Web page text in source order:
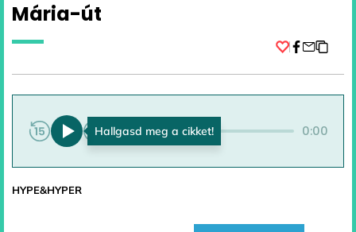
Mária-út
0:00 0:00
HYPE&HYPER